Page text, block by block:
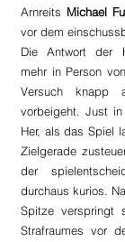
Arnreits Michael
vor dem
Die Antwort der
mehr in Person von
Versuch knapp
vorbeigeht. Just
Her, als das Spiel
Zielgerade
der
durchaus kurios.
Spitze verspringt
Strafraumes vor